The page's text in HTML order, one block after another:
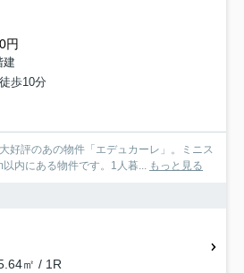
円
建
歩10分
好評のあの物件「エデュカーレ」。ミニス
内にある物件です。1人暮... もっと見る
㎡ / 1R